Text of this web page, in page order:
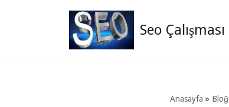
Seo Çalışması
Anasayfa » Bloğ